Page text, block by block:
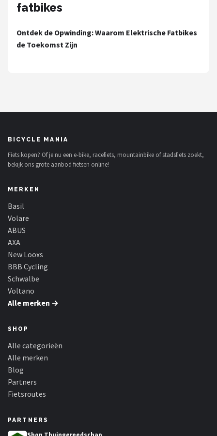
Schwalbe
Voltano
fatbikes
Ontdek de Opwinding: Waarom Elektrische Fatbikes
de Toekomst Zijn
BICYCLE MANIA
Fiets kopen? Of je nu een e-bike, racefiets, mountainbike of stadsfiets zoekt,
bekijk ons grote aanbod fietsen online!
MERKEN
Basil
Volare
ABUS
AXA
New Looxs
BBB Cycling
Schwalbe
Voltano
Alle merken →
SHOP
Alle categorieën
Alle merken
Blog
Partners
Fietsroutes
PARTNERS